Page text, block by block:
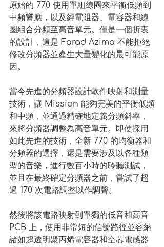
原始的 770 使用單組線圈來平衡低頻到
中頻響應，以及經電阻器、電容器和線
圈組合分頻至高音單元。僅是一個折衷
的設計，這是 Farad Azima 不能拒絕
修改分頻器並產生大量變化的最可能原
因。
當今先進的分頻器設計軟件映射和測量
技術，讓 Mission 能夠完美的平衡低頻
和中頻，並通過精確地定義分頻斜率，
來將分頻器調整為高音單元。即使採用
如此先進的技術，全新 770 的均衡器和
分頻器的選擇，還是需要涉及以各種類
型的音樂，進行數百小時的聆聽測試，
並且在最終確定分頻器之前，嘗試了超
過 170 次電路調整以作調聲。
然後將該電路映射到單獨的低音和高音
PCB 上，使用非常短的信號路徑並容納
諸如超透明聚丙烯電容器和空芯電感器